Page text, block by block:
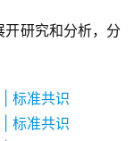
研究和分析，分